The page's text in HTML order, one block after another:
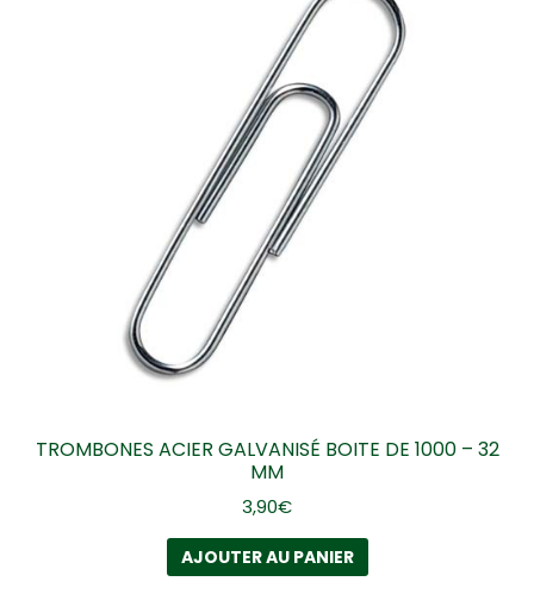
TROMBONES ACIER GALVANISÉ BOITE DE 1000 – 32
MM
3,90€
AJOUTER AU PANIER